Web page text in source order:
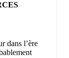
dans l’ère